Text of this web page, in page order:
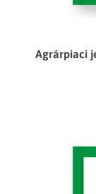
Agrárpiaci